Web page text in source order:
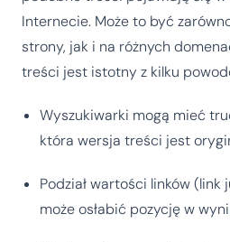
Internecie. Może to być
strony, jak i na różnych
treści jest istotny z kilku
Wyszukiwarki mogą mieć
która wersja treści jest
Podział wartości linków
może osłabić pozycję w